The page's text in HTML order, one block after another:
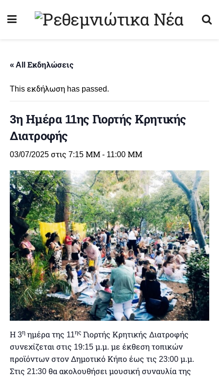
« All Εκδηλώσεις
This εκδήλωση has passed.
3η Ημέρα 11ης Γιορτής Κρητικής
Διατροφής
03/07/2025 στις 7:15 ΜΜ - 11:00 ΜΜ
Η 3η ημέρα της 11ης Γιορτής Κρητικής Διατροφής
συνεχίζεται στις 19:15 μ.μ. με έκθεση τοπικών
προϊόντων στον Δημοτικό Κήπο έως τις 23:00 μ.μ.
Στις 21:30 θα ακολουθήσει μουσική συναυλία της